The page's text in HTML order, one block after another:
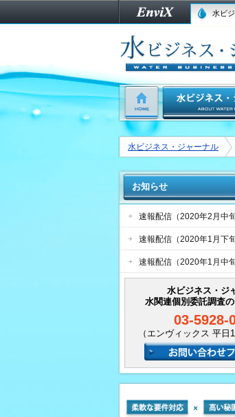
水ビ
水ビジネス・ジャーナル
お知らせ
速報配信（2020年2月中旬
速報配信（2020年1月下旬
速報配信（2020年1月中旬
水ビジネス・ジ
水関連個別委託調査
03-5928-
（エンヴィックス 平日